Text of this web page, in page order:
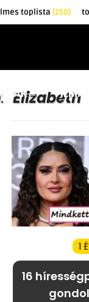
toplista (250)
Elizabeth
1
16